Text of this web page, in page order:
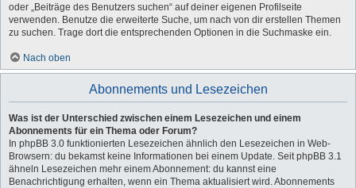
oder „Beiträge des Benutzers suchen“ auf deiner eigenen Profilseite
verwenden. Benutze die erweiterte Suche, um nach von dir erstellen Themen
zu suchen. Trage dort die entsprechenden Optionen in die Suchmaske ein.
Nach oben
Abonnements und Lesezeichen
Was ist der Unterschied zwischen einem Lesezeichen und einem
Abonnements für ein Thema oder Forum?
In phpBB 3.0 funktionierten Lesezeichen ähnlich den Lesezeichen in Web-
Browsern: du bekamst keine Informationen bei einem Update. Seit phpBB 3.1
ähneln Lesezeichen mehr einem Abonnement: du kannst eine
Benachrichtigung erhalten, wenn ein Thema aktualisiert wird. Abonnements